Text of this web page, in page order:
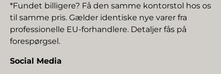
*Fundet billigere? Få den samme kontorstol hos os
til samme pris. Gælder identiske nye varer fra
professionelle EU-forhandlere. Detaljer fås på
forespørgsel.
Social Media